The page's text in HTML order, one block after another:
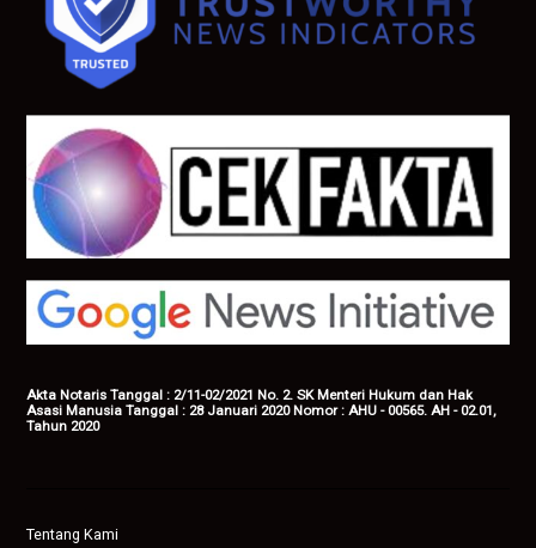
Akta Notaris Tanggal : 2/11-02/2021 No. 2. SK Menteri Hukum dan Hak
Asasi Manusia Tanggal : 28 Januari 2020 Nomor : AHU - 00565. AH - 02.01,
Tahun 2020
Tentang Kami